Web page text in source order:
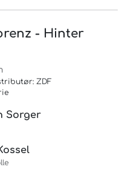
- Hinter
ZDF
Sorger